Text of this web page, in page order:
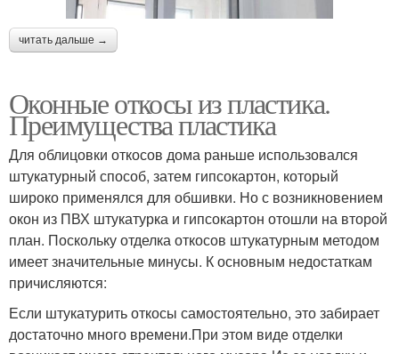
читать дальше →
Оконные откосы из пластика.
Преимущества пластика
Для облицовки откосов дома раньше использовался
штукатурный способ, затем гипсокартон, который
широко применялся для обшивки. Но с возникновением
окон из ПВХ штукатурка и гипсокартон отошли на второй
план. Поскольку отделка откосов штукатурным методом
имеет значительные минусы. К основным недостаткам
причисляются:
Если штукатурить откосы самостоятельно, это забирает
достаточно много времени.При этом виде отделки